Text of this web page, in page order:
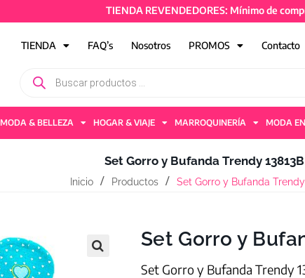
TIENDA REVENDEDORES: Mínimo de compra
TIENDA FAQ’s Nosotros PROMOS Contacto
MODA & BELLEZA HOGAR & VIAJE MARROQUINERÍA MODA
Set Gorro y Bufanda Trendy 13813B
Inicio Productos Set Gorro y Bufanda Trendy
Set Gorro y
Set Gorro y Bufanda Trendy